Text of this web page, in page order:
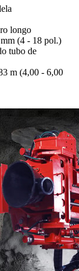
longo
(4 - 18 pol.)
tubo de
m (4,00 - 6,00